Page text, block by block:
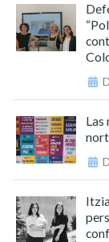
Las